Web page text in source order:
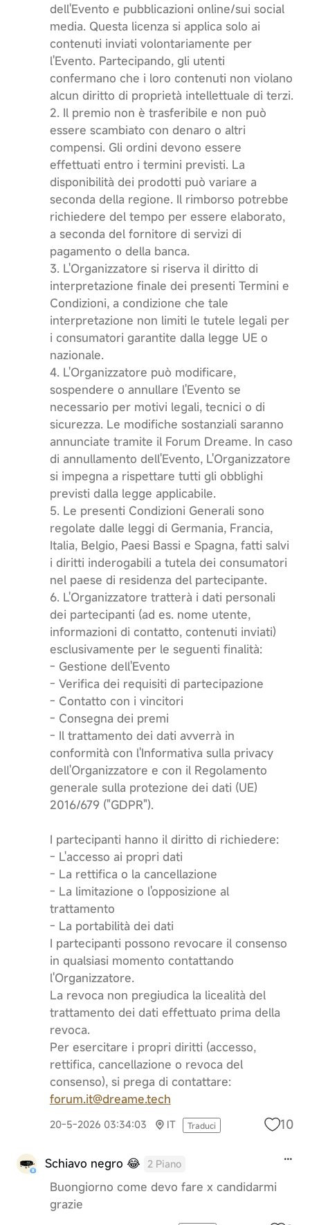
dell'Evento e pubblicazioni online/sui social
media. Questa licenza si applica solo ai
contenuti inviati volontariamente per
l'Evento. Partecipando, gli utenti
confermano che i loro contenuti non violano
alcun diritto di proprietà intellettuale di terzi.
2. Il premio non è trasferibile e non può
essere scambiato con denaro o altri
compensi. Gli ordini devono essere
effettuati entro i termini previsti. La
disponibilità dei prodotti può variare a
seconda della regione. Il rimborso potrebbe
richiedere del tempo per essere elaborato,
a seconda del fornitore di servizi di
pagamento o della banca.
3. L'Organizzatore si riserva il diritto di
interpretazione finale dei presenti Termini e
Condizioni, a condizione che tale
interpretazione non limiti le tutele legali per
i consumatori garantite dalla legge UE o
nazionale.
4. L'Organizzatore può modificare,
sospendere o annullare l'Evento se
necessario per motivi legali, tecnici o di
sicurezza. Le modifiche sostanziali saranno
annunciate tramite il Forum Dreame. In caso
di annullamento dell'Evento, L'Organizzatore
si impegna a rispettare tutti gli obblighi
previsti dalla legge applicabile.
5. Le presenti Condizioni Generali sono
regolate dalle leggi di Germania, Francia,
Italia, Belgio, Paesi Bassi e Spagna, fatti salvi
i diritti inderogabili a tutela dei consumatori
nel paese di residenza del partecipante.
6. L'Organizzatore tratterà i dati personali
dei partecipanti (ad es. nome utente,
informazioni di contatto, contenuti inviati)
esclusivamente per le seguenti finalità:
- Gestione dell'Evento
- Verifica dei requisiti di partecipazione
- Contatto con i vincitori
- Consegna dei premi
- Il trattamento dei dati avverrà in
conformità con l'Informativa sulla privacy
dell'Organizzatore e con il Regolamento
generale sulla protezione dei dati (UE)
2016/679 ("GDPR").
I partecipanti hanno il diritto di richiedere:
- L'accesso ai propri dati
- La rettifica o la cancellazione
- La limitazione o l'opposizione al
trattamento
- La portabilità dei dati
I partecipanti possono revocare il consenso
in qualsiasi momento contattando
l'Organizzatore.
La revoca non pregiudica la licealità del
trattamento dei dati effettuato prima della
revoca.
Per esercitare i propri diritti (accesso,
rettifica, cancellazione o revoca del
consenso), si prega di contattare:
forum.it@dreame.tech
20-5-2026 03:34:03 IT Traduci 10
Schiavo negro 😂 2 Piano
Buongiorno come devo fare x candidarmi
grazie